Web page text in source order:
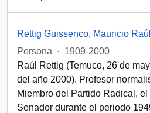
Rettig Guissenco, Mauricio Raúl
Persona
· 1909-2000
Raúl Rettig (Temuco, 26 de
del año 2000). Profesor
Miembro del Partido Radical,
Senador durante el periodo